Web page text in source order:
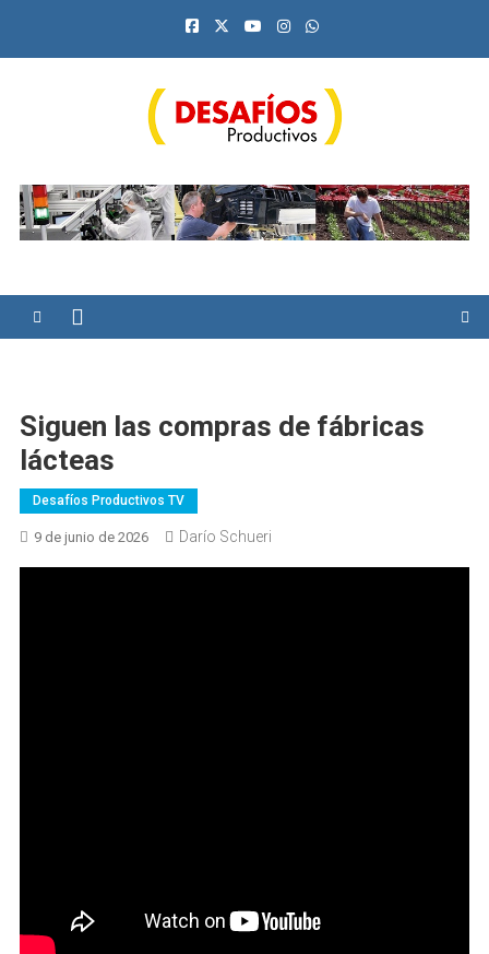
Desafíos Productivos
Siguen las compras de fábricas
lácteas
Desafíos Productivos TV
9 de junio de 2026 Darío Schueri